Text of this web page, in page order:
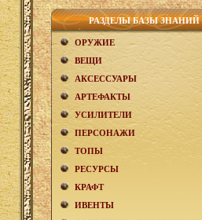
РАЗДЕЛЫ БАЗЫ ЗНАНИЙ
ОРУЖИЕ
ВЕЩИ
АКCЕСCУАРЫ
АРТЕФАКТЫ
УСИЛИТЕЛИ
ПЕРСОНАЖИ
ТОПЫ
РЕСУРСЫ
КРАФТ
ИВЕНТЫ